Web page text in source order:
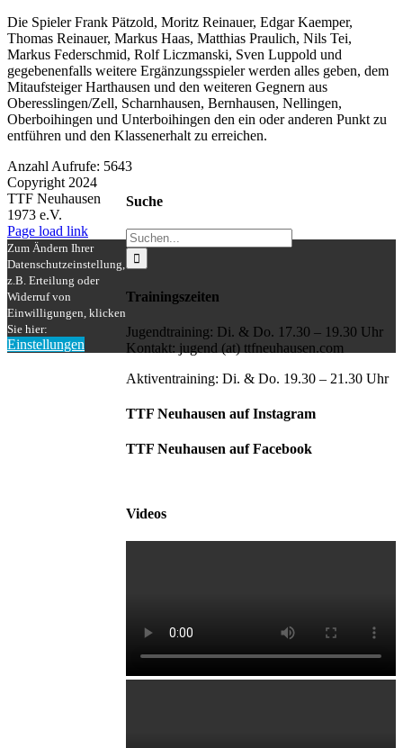
Die Spieler Frank Pätzold, Moritz Reinauer, Edgar Kaemper,
Thomas Reinauer, Markus Haas, Matthias Praulich, Nils Tei,
Markus Federschmid, Rolf Liczmanski, Sven Luppold und
gegebenenfalls weitere Ergänzungsspieler werden alles geben, dem
Mitaufsteiger Harthausen und den weiteren Gegnern aus
Oberesslingen/Zell, Scharnhausen, Bernhausen, Nellingen,
Oberboihingen und Unterboihingen den ein oder anderen Punkt zu
entführen und den Klassenerhalt zu erreichen.
Anzahl Aufrufe: 5643
Suche
Suche
nach:
Trainingszeiten
Jugendtraining: Di. & Do. 17.30 – 19.30 Uhr
Kontakt: jugend (at) ttfneuhausen.com
Aktiventraining: Di. & Do. 19.30 – 21.30 Uhr
TTF Neuhausen auf Instagram
TTF Neuhausen auf Facebook
Videos
Copyright 2024
TTF Neuhausen
1973 e.V.
Facebook
Instagram
Page load link
Zum Ändern Ihrer
Datenschutzeinstellung,
z.B. Erteilung oder
Widerruf von
Einwilligungen, klicken
Sie hier:
Einstellungen